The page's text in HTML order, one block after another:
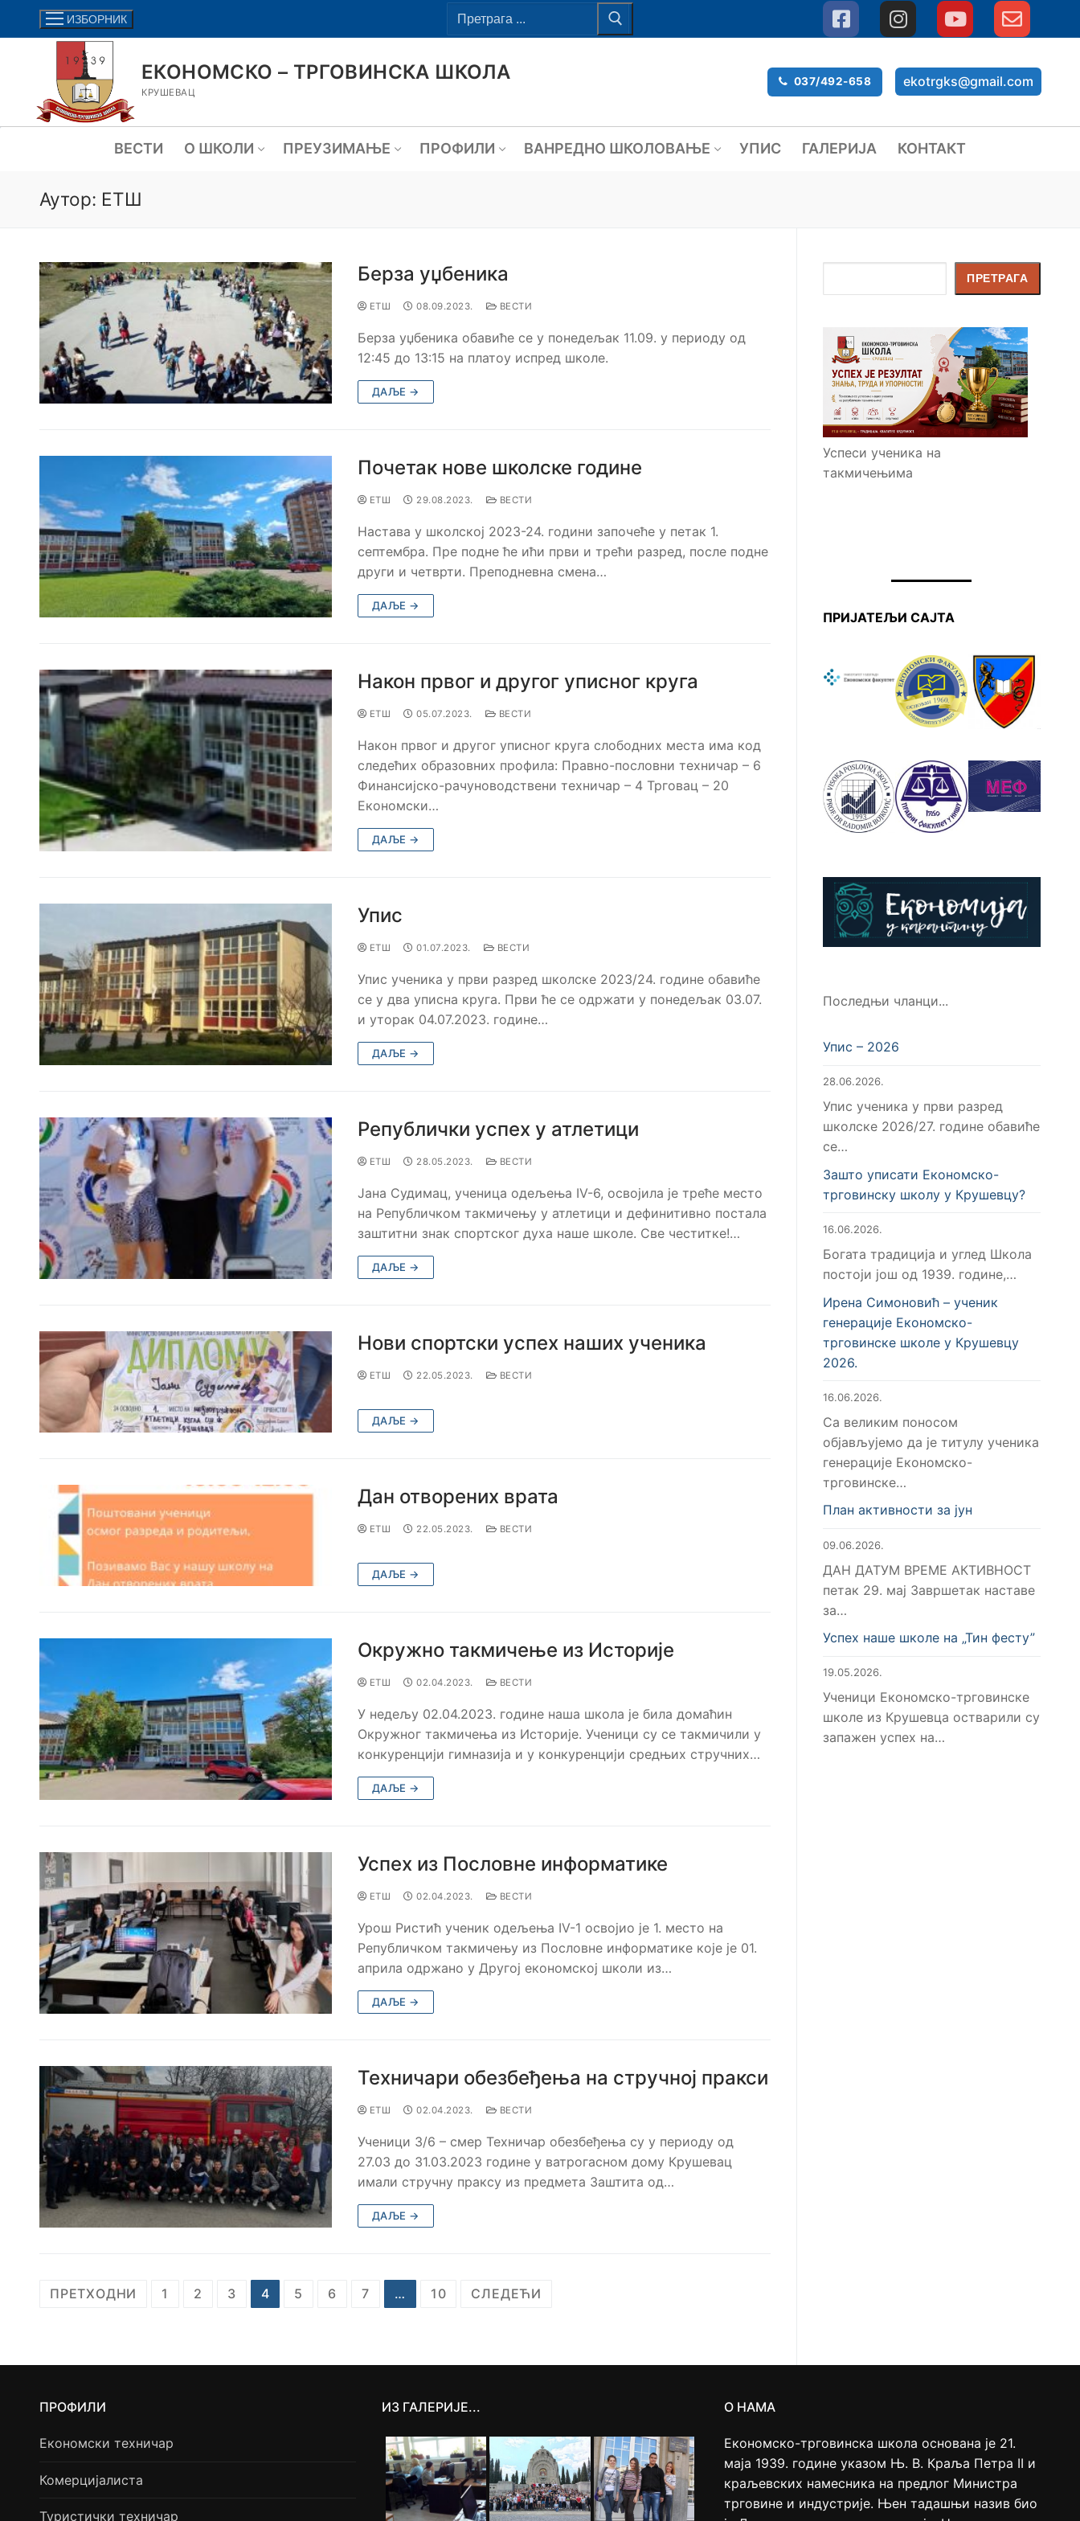
ИЗБОРНИК
ЕКОНОМСКО – ТРГОВИНСКА ШКОЛА
КРУШЕВАЦ
037/492-658 ekotrgks@gmail.com
ВЕСТИ О ШКОЛИ ПРЕУЗИМАЊЕ ПРОФИЛИ ВАНРЕДНО ШКОЛОВАЊЕ УПИС ГАЛЕРИЈА КОНТАКТ
Аутор: ЕТШ
Берза уџбеника
ЕТШ 08.09.2023. ВЕСТИ
Берза уџбеника обавиће се у понедељак 11.09. у периоду од
12:45 до 13:15 на платоу испред школе.
ДАЉЕ →
Почетак нове школске године
ЕТШ 29.08.2023. ВЕСТИ
Настава у школској 2023-24. години започеће у петак 1.
септембра. Пре подне ће ићи први и трећи разред, после подне
други и четврти. Преподневна смена…
ДАЉЕ →
Након првог и другог уписног круга
ЕТШ 05.07.2023. ВЕСТИ
Након првог и другог уписног круга слободних места има код
следећих образовних профила: Правно-пословни техничар – 6
Финансијско-рачуноводствени техничар – 4 Трговац – 20
Економски…
ДАЉЕ →
Упис
ЕТШ 01.07.2023. ВЕСТИ
Упис ученика у први разред школске 2023/24. године обавиће
се у два уписна круга. Први ће се одржати у понедељак 03.07.
и уторак 04.07.2023. године…
ДАЉЕ →
Републички успех у атлетици
ЕТШ 28.05.2023. ВЕСТИ
Јана Судимац, ученица одељења IV-6, oсвојила је треће место
на Републичком такмичењу у атлетици и дефинитивно постала
заштитни знак спортског духа наше школе. Све честитке!…
ДАЉЕ →
Нови спортски успех наших ученика
ЕТШ 22.05.2023. ВЕСТИ
ДАЉЕ →
Дан отворених врата
ЕТШ 22.05.2023. ВЕСТИ
ДАЉЕ →
Окружно такмичење из Историје
ЕТШ 02.04.2023. ВЕСТИ
У недељу 02.04.2023. године наша школа је била домаћин
Окружног такмичења из Историје. Ученици су се такмичили у
конкуренцији гимназија и у конкуренцији средњих стручних…
ДАЉЕ →
Успех из Пословне информатике
ЕТШ 02.04.2023. ВЕСТИ
Урош Ристић ученик одељења IV-1 освојио је 1. место на
Републичком такмичењу из Пословне информатике које је 01.
априла одржано у Другој економској школи из…
ДАЉЕ →
Техничари обезбеђења на стручној пракси
ЕТШ 02.04.2023. ВЕСТИ
Ученици 3/6 – смер Техничар обезбеђења су у периоду од
27.03 до 31.03.2023 године у ватрогасном дому Крушевац
имали стручну праксу из предмета Заштита од…
ДАЉЕ →
ПРЕТХОДНИ 1 2 3 4 5 6 7 … 10 СЛЕДЕЋИ
ПРЕТРАГА
Успеси ученика на
такмичењима
ПРИЈАТЕЉИ САЈТА
Последњи чланци...
Упис – 2026
28.06.2026.
Упис ученика у први разред
школске 2026/27. године обавиће
се…
Зашто уписати Економско-
трговинску школу у Крушевцу?
16.06.2026.
Богата традиција и углед Школа
постоји још од 1939. године,…
Ирена Симоновић – ученик
генерације Економско-
трговинске школе у Крушевцу
2026.
16.06.2026.
Са великим поносом
објављујемо да је титулу ученика
генерације Економско-
трговинске…
План активности за јун
09.06.2026.
ДАН ДАТУМ ВРЕМЕ АКТИВНОСТ
петак 29. мај Завршетак наставе
за…
Успех наше школе на „Тин фесту”
19.05.2026.
Ученици Економско-трговинске
школе из Крушевца остварили су
запажен успех на…
ПРОФИЛИ
Економски техничар
Комерцијалиста
Туристички техничар
ИЗ ГАЛЕРИЈЕ... О НАМА
Економско-трговинска школа основана је 21.
маја 1939. године указом Њ. В. Краља Петра II и
краљевских намесника на предлог Министра
трговине и индустрије. Њен тадашњи назив био